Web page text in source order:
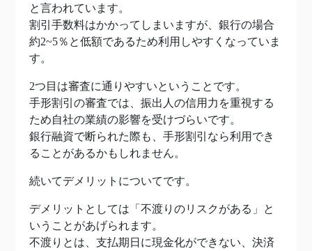
と言われています。
割引手数料はかかってしまいますが、銀行の場合
約2~5％と低額であるため利用しやすくなっていま
す。
2つ目は審査に通りやすいということです。
手形割引の審査では、振出人の信用力を重視する
ため自社の業績の影響を受けづらいです。
銀行融資で断られた際も、手形割引なら利用でき
ることがあるかもしれません。
続いてデメリットについてです。
デメリットとしては「不渡りのリスクがある」と
いうことがあげられます。
不渡りとは、支払期日に現金化ができない、決済